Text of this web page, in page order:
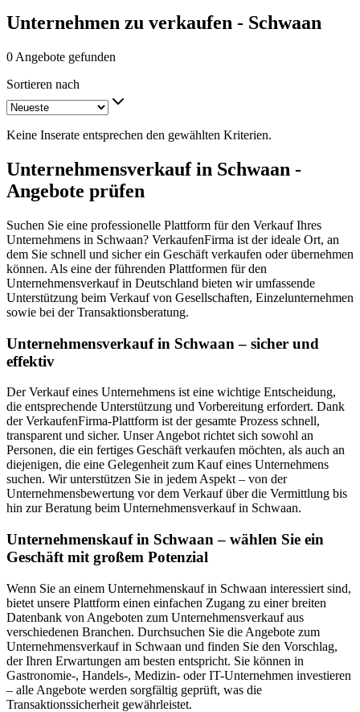
Unternehmen zu verkaufen - Schwaan
0 Angebote gefunden
Sortieren nach
Keine Inserate entsprechen den gewählten Kriterien.
Unternehmensverkauf in Schwaan -
Angebote prüfen
Suchen Sie eine professionelle Plattform für den Verkauf Ihres
Unternehmens in Schwaan? VerkaufenFirma ist der ideale Ort, an
dem Sie schnell und sicher ein Geschäft verkaufen oder übernehmen
können. Als eine der führenden Plattformen für den
Unternehmensverkauf in Deutschland bieten wir umfassende
Unterstützung beim Verkauf von Gesellschaften, Einzelunternehmen
sowie bei der Transaktionsberatung.
Unternehmensverkauf in Schwaan – sicher und
effektiv
Der Verkauf eines Unternehmens ist eine wichtige Entscheidung,
die entsprechende Unterstützung und Vorbereitung erfordert. Dank
der VerkaufenFirma-Plattform ist der gesamte Prozess schnell,
transparent und sicher. Unser Angebot richtet sich sowohl an
Personen, die ein fertiges Geschäft verkaufen möchten, als auch an
diejenigen, die eine Gelegenheit zum Kauf eines Unternehmens
suchen. Wir unterstützen Sie in jedem Aspekt – von der
Unternehmensbewertung vor dem Verkauf über die Vermittlung bis
hin zur Beratung beim Unternehmensverkauf in Schwaan.
Unternehmenskauf in Schwaan – wählen Sie ein
Geschäft mit großem Potenzial
Wenn Sie an einem Unternehmenskauf in Schwaan interessiert sind,
bietet unsere Plattform einen einfachen Zugang zu einer breiten
Datenbank von Angeboten zum Unternehmensverkauf aus
verschiedenen Branchen. Durchsuchen Sie die Angebote zum
Unternehmensverkauf in Schwaan und finden Sie den Vorschlag,
der Ihren Erwartungen am besten entspricht. Sie können in
Gastronomie-, Handels-, Medizin- oder IT-Unternehmen investieren
– alle Angebote werden sorgfältig geprüft, was die
Transaktionssicherheit gewährleistet.